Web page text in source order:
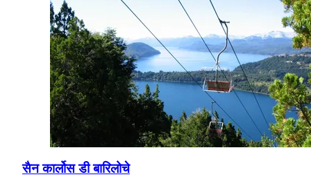
सैन कार्लोस डी बारिलोचे